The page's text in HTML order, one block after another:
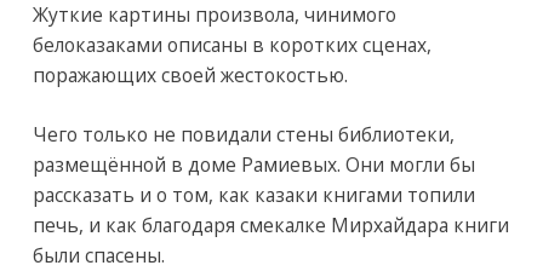
Жуткие картины произвола, чинимого
белоказаками описаны в коротких сценах,
поражающих своей жестокостью.
Чего только не повидали стены библиотеки,
размещённой в доме Рамиевых. Они могли бы
рассказать и о том, как казаки книгами топили
печь, и как благодаря смекалке Мирхайдара книги
были спасены.